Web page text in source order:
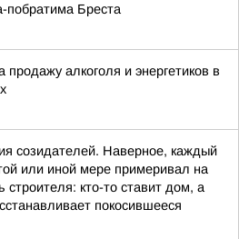
побратима Бреста
продажу алкоголя и энергетиков в
созидателей. Наверное, каждый
или иной мере примеривал на
строителя: кто-то ставит дом, а
покосившееся